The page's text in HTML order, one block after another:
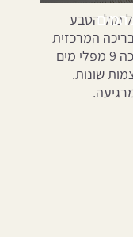
המים
מול הטבע
המרכזית
שהיא לב הריזורט. בבריכה 9 מפלי מים
שונות.